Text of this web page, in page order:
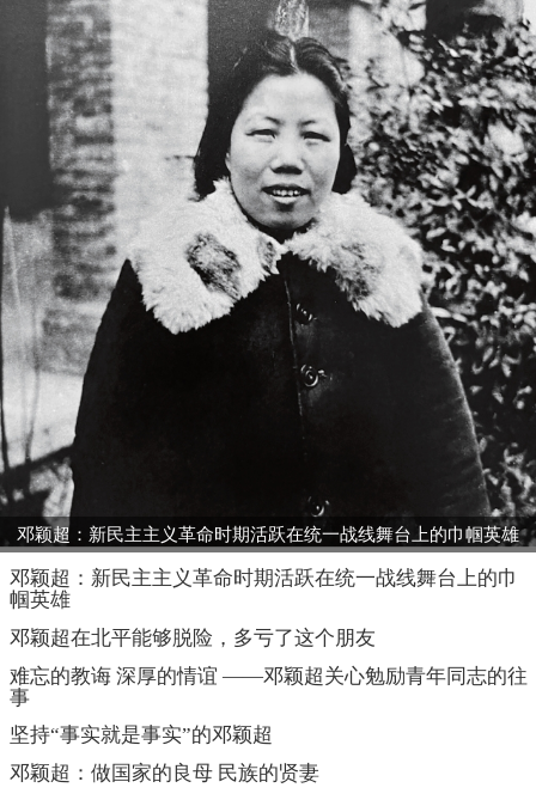
邓颖超：新民主主义革命时期活跃在统一战线舞台上的巾帼英雄
邓颖超：新民主主义革命时期活跃在统一战线舞台上的巾
帼英雄
邓颖超在北平能够脱险，多亏了这个朋友
难忘的教诲 深厚的情谊 ——邓颖超关心勉励青年同志的往
事
坚持“事实就是事实”的邓颖超
邓颖超：做国家的良母 民族的贤妻